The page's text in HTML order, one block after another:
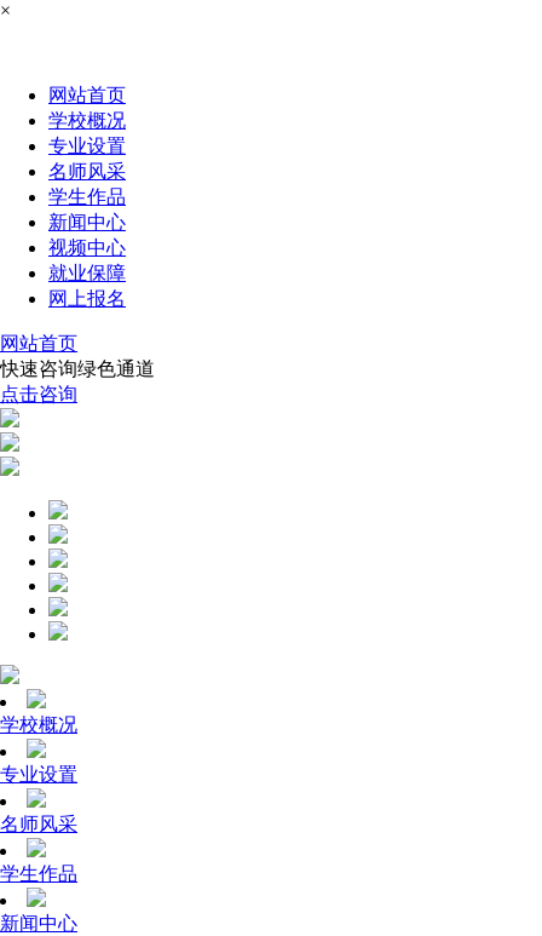
×
网站首页
学校概况
专业设置
名师风采
学生作品
新闻中心
视频中心
就业保障
网上报名
网站首页
快速咨询绿色通道
点击咨询
学校概况
专业设置
名师风采
学生作品
新闻中心